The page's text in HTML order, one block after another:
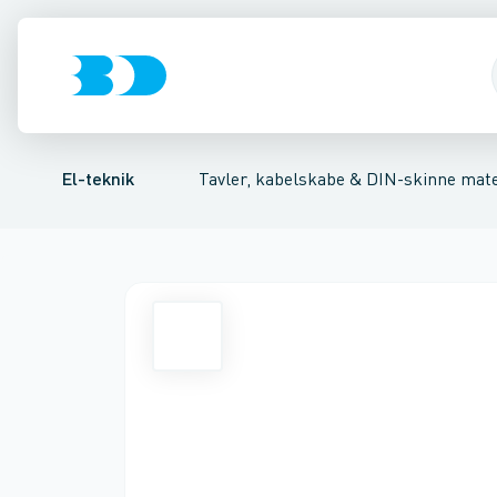
El-teknik Tavler, kabelskabe & DIN-skinne
Afbrydere, stikkontakter & lampeudtag
Tavler, kapsling og rackskabeFordelings-/
Ventilationsplade (indkapsling/skab) Dækplade /